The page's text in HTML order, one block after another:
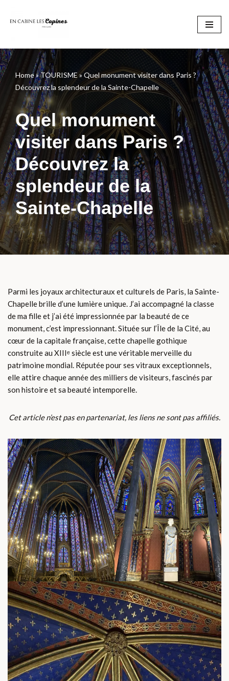
contenu
Home»TOURISME »Quel monument visiter dans Paris ?
Découvrez la splendeur de la Sainte-Chapelle
Quel monument
visiter dans Paris ?
Découvrez la
splendeur de la
Sainte-Chapelle
Parmi les joyaux architecturaux et culturels de Paris, la Sainte-
Chapelle brille d’une lumière unique. J’ai accompagné la classe
de ma fille et j’ai été impressionnée par la beauté de ce
monument, c’est impressionnant. Située sur l’Île de la Cité, au
cœur de la capitale française, cette chapelle gothique
construite au XIIIᵉ siècle est une véritable merveille du
patrimoine mondial. Réputée pour ses vitraux exceptionnels,
elle attire chaque année des milliers de visiteurs, fascinés par
son histoire et sa beauté intemporelle.
Cet article n’est pas en partenariat, les liens ne sont pas affiliés.